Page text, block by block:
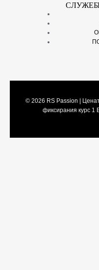
© 2026 RS Passion |
фиксирания курс 1